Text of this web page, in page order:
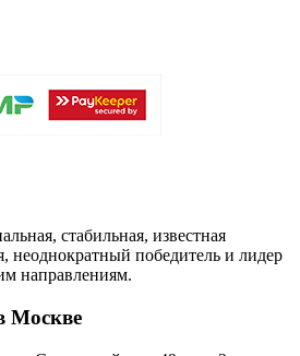
стабильная, известная
неоднократный победитель и лидер
направлениям.
Москве